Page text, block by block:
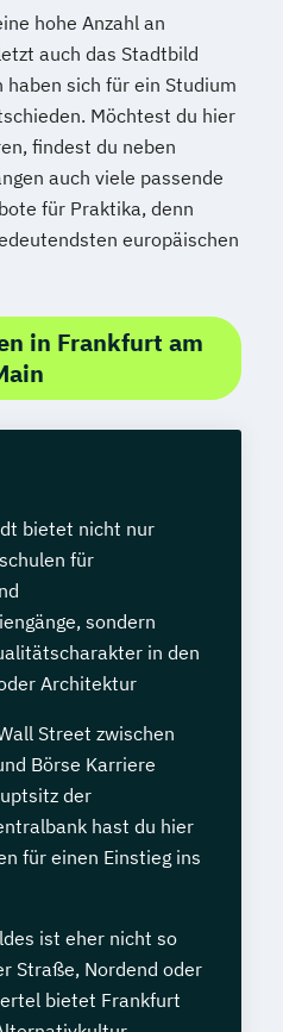
hohe Anzahl an
auch das Stadtbild
sich für ein Studium
Möchtest du hier
findest du neben
auch viele passende
für Praktika, denn
europäischen
in Frankfurt am
bietet nicht nur
für
sondern
in den
Architektur
Street zwischen
Börse Karriere
der
hast du hier
für einen Einstieg ins
ist eher nicht so
Straße, Nordend oder
bietet Frankfurt